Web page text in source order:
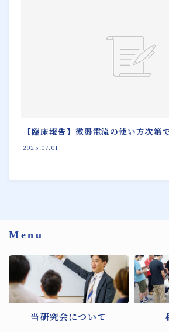
【臨床報告】微弱電流の使い方次第
2025.07.01
Menu
当研究会について